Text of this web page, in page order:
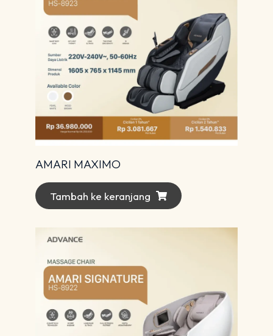
AMARI MAXIMO
Tambah ke keranjang